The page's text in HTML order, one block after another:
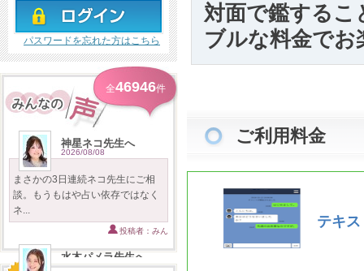
パスワードを忘れた方はこちら
全46946件
神星ネコ先生へ
2026/08/08
まさかの3日連続ネコ先生にご相
談。もうもはや占い依存ではなく
ネ...
投稿者：みん
水木パメラ先生へ
2026/08/08
対面で鑑する
ブルな料金で
ご利用料金
テキ